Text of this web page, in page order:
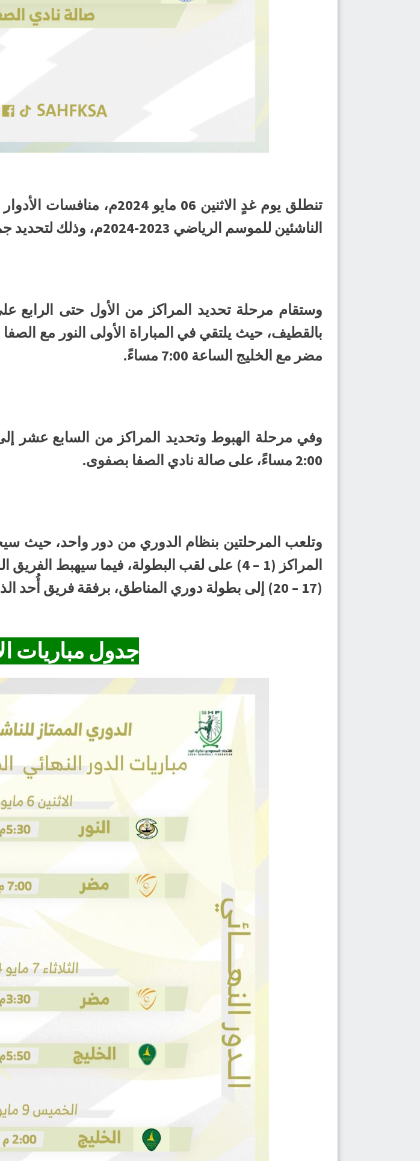
تنطلق يوم غدٍ الاثنين 06
الناشئين للموسم الرياضي 2023-2024م، وذلك لتحديد جميع المراكز الترتيبية من الأول حتى العشرون.
وستقام مرحلة تحديد المراكز من الأول حتى الرابع
مضر مع الخليج الساعة 7:00 مساءً.
وفي مرحلة الهبوط وتحديد المراكز من السابع عشر
2:00 مساءً، على صالة نادي الصفا بصفوى.
وتلعب المرحلتين بنظام الدوري من دور واحد، حيث
المراكز (1 – 4) على لقب البطولة، فيما سيهبط
(17 – 20) إلى بطولة دوري المناطق، برفقة فريق أُحد الذي تأكد هبوطه.
جدول مباريات